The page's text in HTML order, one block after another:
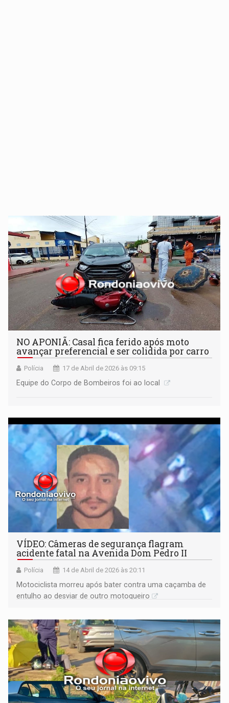
NO APONIÃ: Casal fica ferido após moto
avançar preferencial e ser colidida por carro
Polícia 17 de Abril de 2026 às 09:15
Equipe do Corpo de Bombeiros foi ao local
VÍDEO: Câmeras de segurança flagram
acidente fatal na Avenida Dom Pedro II
Polícia 14 de Abril de 2026 às 20:11
Motociclista morreu após bater contra uma caçamba de
entulho ao desviar de outro motoqueiro